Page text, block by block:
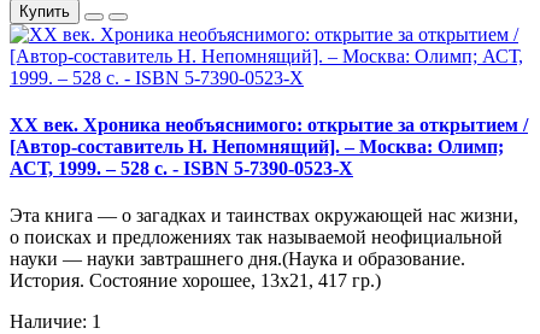
Купить
XX век. Хроника необъяснимого: открытие за открытием /
[Автор-составитель Н. Непомнящий]. – Москва: Олимп;
АСТ, 1999. – 528 с. - ISBN 5-7390-0523-Х
Эта книга — о загадках и таинствах окружающей нас жизни,
о поисках и предложениях так называемой неофициальной
науки — науки завтрашнего дня.(Наука и образование.
История. Состояние хорошее, 13х21, 417 гр.)
Наличие: 1